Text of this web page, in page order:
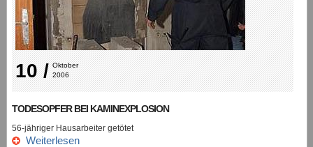
10 / Oktober
2006
TODESOPFER BEI KAMINEXPLOSION
56-jähriger Hausarbeiter getötet
Weiterlesen